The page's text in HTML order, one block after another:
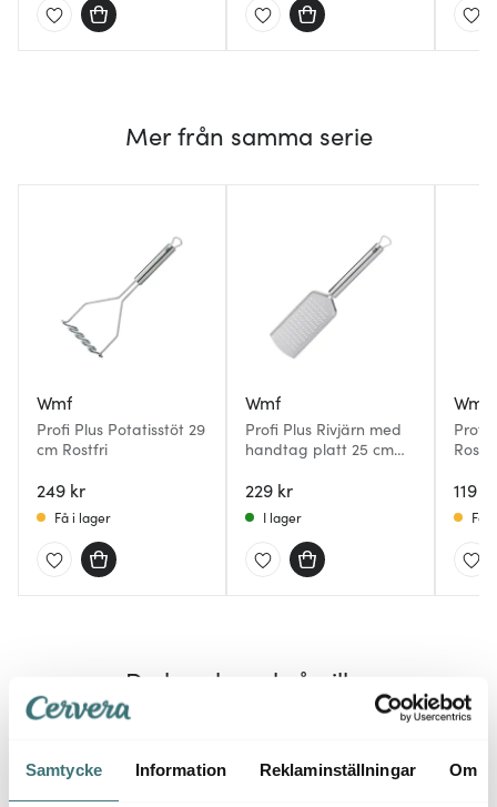
Samtycke Information Reklaminställningar Om
Mer från samma serie
Wmf
Profi Plus Potatisstöt 29
cm Rostfri
249 kr
Få i lager
Wmf
Profi Plus Rivjärn med
handtag platt 25 cm
229 kr
I lager
Wmf
Profi
119 kr
Få
Du kanske också gillar